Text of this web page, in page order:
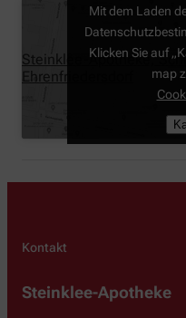
Steinklee-Apotheke,
Ehrenfriedersdorf
Mit dem Laden
Klicken Sie auf
map
Kontakt
Steinklee-Apotheke